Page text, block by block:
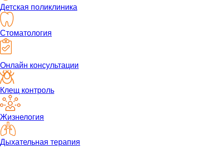
Детская поликлиника
Стоматология
Онлайн консультации
Клещ контроль
Жизнелогия
Дыхательная терапия